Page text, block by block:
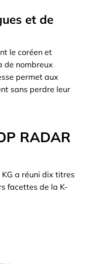
et de
le coréen et
de nombreux
permet aux
sans perdre leur
RADAR
a réuni dix titres
facettes de la K-